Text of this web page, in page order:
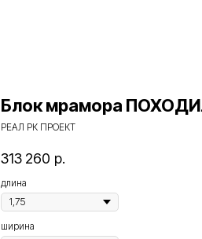
Блок мрамора
РЕАЛ РК ПРОЕКТ
313 260 р.
длина
ширина